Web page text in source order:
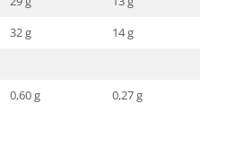
32 g
14 g
0,60 g 0,27 g